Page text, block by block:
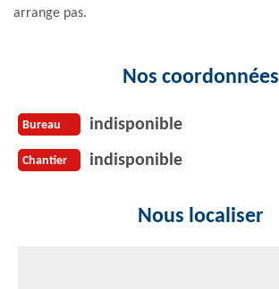
arrange pas.
Nos coordonnées
Bureau indisponible
Chantier indisponible
Nous localiser